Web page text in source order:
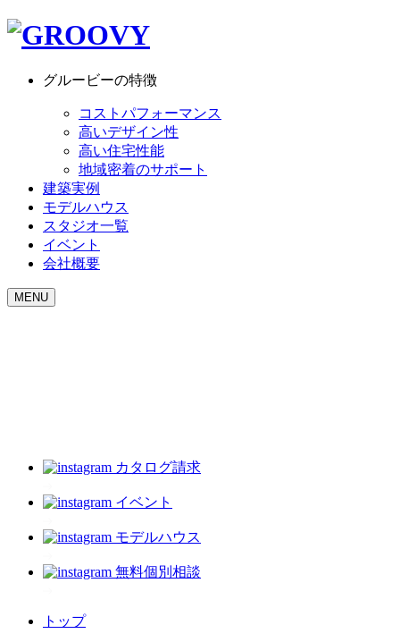
グルービーの特徴
コストパフォーマンス
高いデザイン性
高い住宅性能
地域密着のサポート
建築実例
モデルハウス
スタジオ一覧
イベント
会社概要
MENU
カタログ請求
イベント
モデルハウス
無料個別相談
トップ